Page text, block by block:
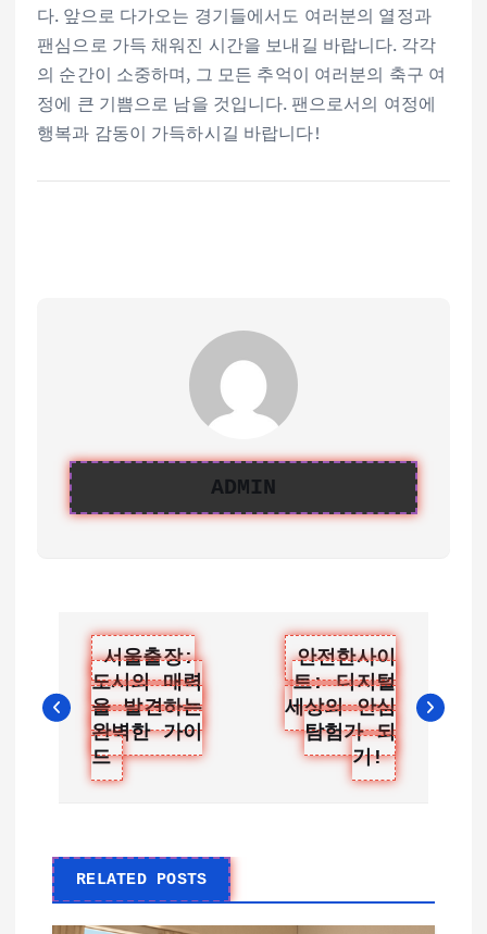
다. 앞으로 다가오는 경기들에서도 여러분의 열정과
팬심으로 가득 채워진 시간을 보내길 바랍니다. 각각
의 순간이 소중하며, 그 모든 추억이 여러분의 축구 여
정에 큰 기쁨으로 남을 것입니다. 팬으로서의 여정에
행복과 감동이 가득하시길 바랍니다!
ADMIN
글
탐
서울출장:
도시의 매력
을 발견하는
완벽한 가이
드
안전한사이
트: 디지털
세상의 안심
탐험가 되
기!
RELATED POSTS